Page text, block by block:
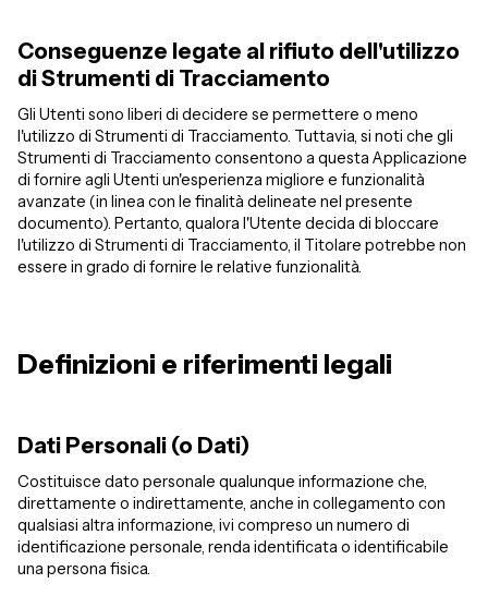
Conseguenze legate al rifiuto dell'utilizzo
di Strumenti di Tracciamento
Gli Utenti sono liberi di decidere se permettere o meno
l'utilizzo di Strumenti di Tracciamento. Tuttavia, si noti che gli
Strumenti di Tracciamento consentono a questa Applicazione
di fornire agli Utenti un'esperienza migliore e funzionalità
avanzate (in linea con le finalità delineate nel presente
documento). Pertanto, qualora l'Utente decida di bloccare
l'utilizzo di Strumenti di Tracciamento, il Titolare potrebbe non
essere in grado di fornire le relative funzionalità.
Definizioni e riferimenti legali
Dati Personali (o Dati)
Costituisce dato personale qualunque informazione che,
direttamente o indirettamente, anche in collegamento con
qualsiasi altra informazione, ivi compreso un numero di
identificazione personale, renda identificata o identificabile
una persona fisica.